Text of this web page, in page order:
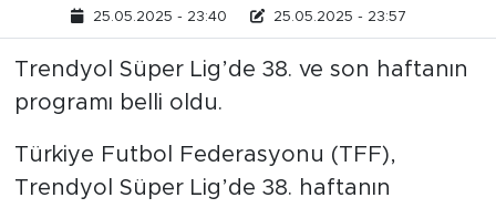
25.05.2025 - 23:40 25.05.2025 - 23:57
Trendyol Süper Lig’de 38. ve son haftanın
programı belli oldu.
Türkiye Futbol Federasyonu (TFF),
Trendyol Süper Lig’de 38. haftanın